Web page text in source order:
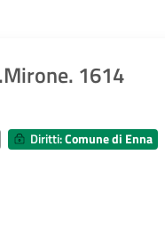
1614
Diritti:Comune di Enna